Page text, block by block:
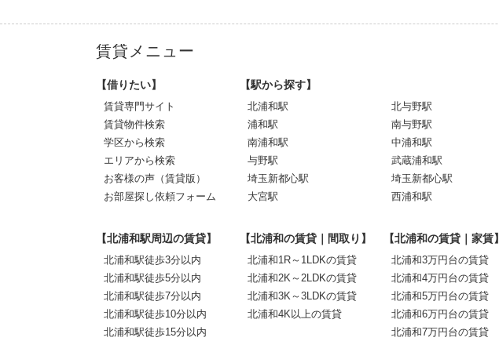
賃貸メニュー
【借りたい】
賃貸専門サイト
賃貸物件検索
学区から検索
エリアから検索
お客様の声（賃貸版）
お部屋探し依頼フォーム
【駅から探す】
北浦和駅
浦和駅
南浦和駅
与野駅
埼玉新都心駅
大宮駅
北与野駅
南与野駅
中浦和駅
武蔵浦和駅
埼玉新都心駅
西浦和駅
【北浦和駅周辺の賃貸】
北浦和駅徒歩3分以内
北浦和駅徒歩5分以内
北浦和駅徒歩7分以内
北浦和駅徒歩10分以内
北浦和駅徒歩15分以内
【北浦和の賃貸｜間取り】
北浦和1R～1LDKの賃貸
北浦和2K～2LDKの賃貸
北浦和3K～3LDKの賃貸
北浦和4K以上の賃貸
【北浦和の賃貸｜家賃】
北浦和3万円台の賃貸
北浦和4万円台の賃貸
北浦和5万円台の賃貸
北浦和6万円台の賃貸
北浦和7万円台の賃貸